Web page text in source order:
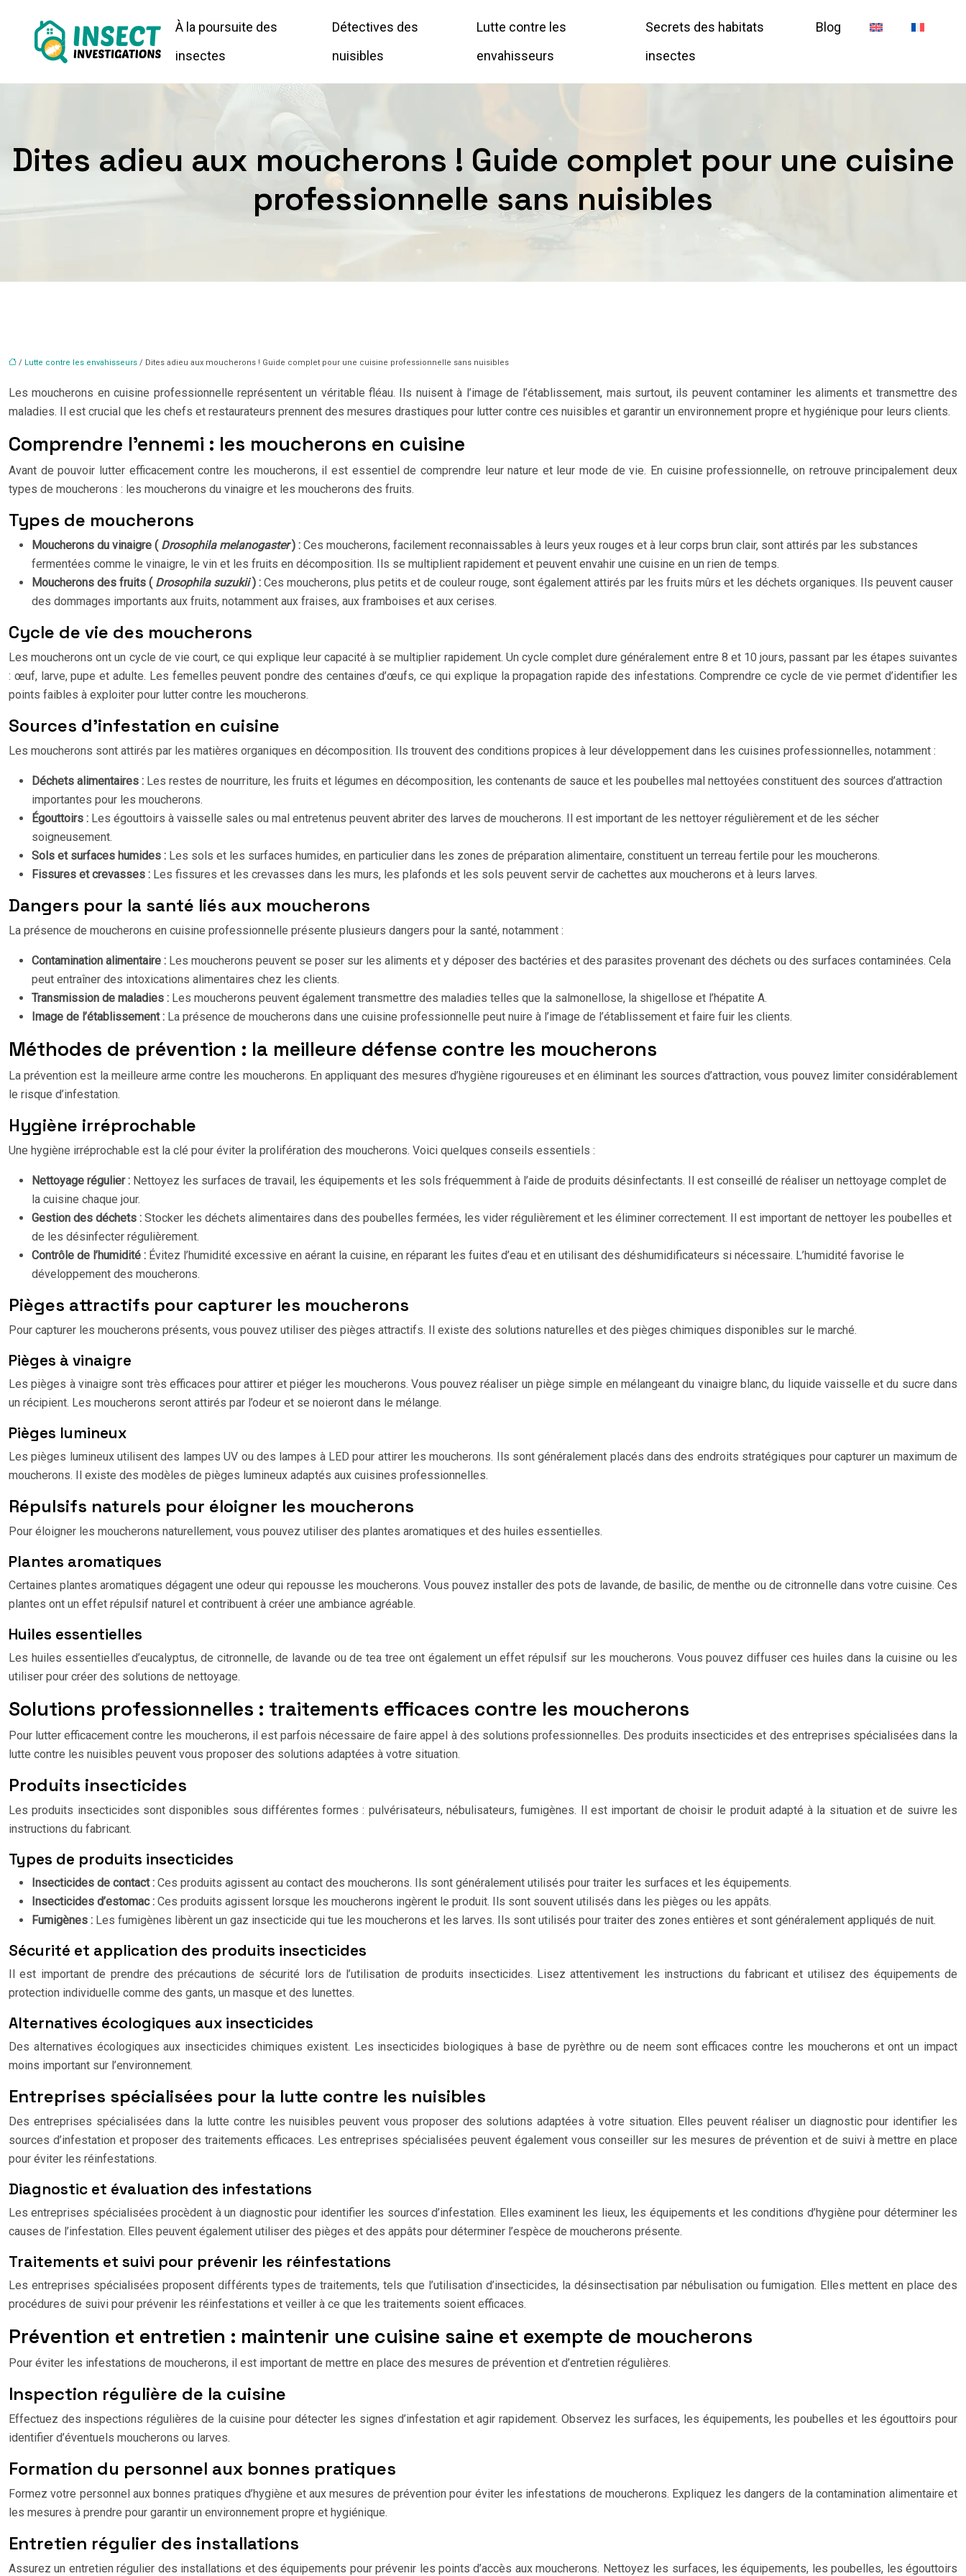
À la poursuite des
insectes
Détectives des
nuisibles
Lutte contre les
envahisseurs
Secrets des habitats
insectes
Blog
Dites adieu aux moucherons ! Guide complet pour une cuisine
professionnelle sans nuisibles
/ Lutte contre les envahisseurs / Dites adieu aux moucherons ! Guide complet pour une cuisine professionnelle sans nuisibles
Les moucherons en cuisine professionnelle représentent un véritable fléau. Ils nuisent à l’image de l’établissement, mais surtout, ils peuvent contaminer les aliments et transmettre des
maladies. Il est crucial que les chefs et restaurateurs prennent des mesures drastiques pour lutter contre ces nuisibles et garantir un environnement propre et hygiénique pour leurs clients.
Comprendre l’ennemi : les moucherons en cuisine
Avant de pouvoir lutter efficacement contre les moucherons, il est essentiel de comprendre leur nature et leur mode de vie. En cuisine professionnelle, on retrouve principalement deux
types de moucherons : les moucherons du vinaigre et les moucherons des fruits.
Types de moucherons
Moucherons du vinaigre ( Drosophila melanogaster) : Ces moucherons, facilement reconnaissables à leurs yeux rouges et à leur corps brun clair, sont attirés par les substances
fermentées comme le vinaigre, le vin et les fruits en décomposition. Ils se multiplient rapidement et peuvent envahir une cuisine en un rien de temps.
Moucherons des fruits ( Drosophila suzukii) : Ces moucherons, plus petits et de couleur rouge, sont également attirés par les fruits mûrs et les déchets organiques. Ils peuvent causer
des dommages importants aux fruits, notamment aux fraises, aux framboises et aux cerises.
Cycle de vie des moucherons
Les moucherons ont un cycle de vie court, ce qui explique leur capacité à se multiplier rapidement. Un cycle complet dure généralement entre 8 et 10 jours, passant par les étapes suivantes
: œuf, larve, pupe et adulte. Les femelles peuvent pondre des centaines d’œufs, ce qui explique la propagation rapide des infestations. Comprendre ce cycle de vie permet d’identifier les
points faibles à exploiter pour lutter contre les moucherons.
Sources d’infestation en cuisine
Les moucherons sont attirés par les matières organiques en décomposition. Ils trouvent des conditions propices à leur développement dans les cuisines professionnelles, notamment :
Déchets alimentaires : Les restes de nourriture, les fruits et légumes en décomposition, les contenants de sauce et les poubelles mal nettoyées constituent des sources d’attraction
importantes pour les moucherons.
Égouttoirs : Les égouttoirs à vaisselle sales ou mal entretenus peuvent abriter des larves de moucherons. Il est important de les nettoyer régulièrement et de les sécher
soigneusement.
Sols et surfaces humides : Les sols et les surfaces humides, en particulier dans les zones de préparation alimentaire, constituent un terreau fertile pour les moucherons.
Fissures et crevasses : Les fissures et les crevasses dans les murs, les plafonds et les sols peuvent servir de cachettes aux moucherons et à leurs larves.
Dangers pour la santé liés aux moucherons
La présence de moucherons en cuisine professionnelle présente plusieurs dangers pour la santé, notamment :
Contamination alimentaire : Les moucherons peuvent se poser sur les aliments et y déposer des bactéries et des parasites provenant des déchets ou des surfaces contaminées. Cela
peut entraîner des intoxications alimentaires chez les clients.
Transmission de maladies : Les moucherons peuvent également transmettre des maladies telles que la salmonellose, la shigellose et l’hépatite A.
Image de l’établissement : La présence de moucherons dans une cuisine professionnelle peut nuire à l’image de l’établissement et faire fuir les clients.
Méthodes de prévention : la meilleure défense contre les moucherons
La prévention est la meilleure arme contre les moucherons. En appliquant des mesures d’hygiène rigoureuses et en éliminant les sources d’attraction, vous pouvez limiter considérablement
le risque d’infestation.
Hygiène irréprochable
Une hygiène irréprochable est la clé pour éviter la prolifération des moucherons. Voici quelques conseils essentiels :
Nettoyage régulier : Nettoyez les surfaces de travail, les équipements et les sols fréquemment à l’aide de produits désinfectants. Il est conseillé de réaliser un nettoyage complet de
la cuisine chaque jour.
Gestion des déchets : Stocker les déchets alimentaires dans des poubelles fermées, les vider régulièrement et les éliminer correctement. Il est important de nettoyer les poubelles et
de les désinfecter régulièrement.
Contrôle de l’humidité : Évitez l’humidité excessive en aérant la cuisine, en réparant les fuites d’eau et en utilisant des déshumidificateurs si nécessaire. L’humidité favorise le
développement des moucherons.
Pièges attractifs pour capturer les moucherons
Pour capturer les moucherons présents, vous pouvez utiliser des pièges attractifs. Il existe des solutions naturelles et des pièges chimiques disponibles sur le marché.
Pièges à vinaigre
Les pièges à vinaigre sont très efficaces pour attirer et piéger les moucherons. Vous pouvez réaliser un piège simple en mélangeant du vinaigre blanc, du liquide vaisselle et du sucre dans
un récipient. Les moucherons seront attirés par l’odeur et se noieront dans le mélange.
Pièges lumineux
Les pièges lumineux utilisent des lampes UV ou des lampes à LED pour attirer les moucherons. Ils sont généralement placés dans des endroits stratégiques pour capturer un maximum de
moucherons. Il existe des modèles de pièges lumineux adaptés aux cuisines professionnelles.
Répulsifs naturels pour éloigner les moucherons
Pour éloigner les moucherons naturellement, vous pouvez utiliser des plantes aromatiques et des huiles essentielles.
Plantes aromatiques
Certaines plantes aromatiques dégagent une odeur qui repousse les moucherons. Vous pouvez installer des pots de lavande, de basilic, de menthe ou de citronnelle dans votre cuisine. Ces
plantes ont un effet répulsif naturel et contribuent à créer une ambiance agréable.
Huiles essentielles
Les huiles essentielles d’eucalyptus, de citronnelle, de lavande ou de tea tree ont également un effet répulsif sur les moucherons. Vous pouvez diffuser ces huiles dans la cuisine ou les
utiliser pour créer des solutions de nettoyage.
Solutions professionnelles : traitements efficaces contre les moucherons
Pour lutter efficacement contre les moucherons, il est parfois nécessaire de faire appel à des solutions professionnelles. Des produits insecticides et des entreprises spécialisées dans la
lutte contre les nuisibles peuvent vous proposer des solutions adaptées à votre situation.
Produits insecticides
Les produits insecticides sont disponibles sous différentes formes : pulvérisateurs, nébulisateurs, fumigènes. Il est important de choisir le produit adapté à la situation et de suivre les
instructions du fabricant.
Types de produits insecticides
Insecticides de contact : Ces produits agissent au contact des moucherons. Ils sont généralement utilisés pour traiter les surfaces et les équipements.
Insecticides d’estomac : Ces produits agissent lorsque les moucherons ingèrent le produit. Ils sont souvent utilisés dans les pièges ou les appâts.
Fumigènes : Les fumigènes libèrent un gaz insecticide qui tue les moucherons et les larves. Ils sont utilisés pour traiter des zones entières et sont généralement appliqués de nuit.
Sécurité et application des produits insecticides
Il est important de prendre des précautions de sécurité lors de l’utilisation de produits insecticides. Lisez attentivement les instructions du fabricant et utilisez des équipements de
protection individuelle comme des gants, un masque et des lunettes.
Alternatives écologiques aux insecticides
Des alternatives écologiques aux insecticides chimiques existent. Les insecticides biologiques à base de pyrèthre ou de neem sont efficaces contre les moucherons et ont un impact
moins important sur l’environnement.
Entreprises spécialisées pour la lutte contre les nuisibles
Des entreprises spécialisées dans la lutte contre les nuisibles peuvent vous proposer des solutions adaptées à votre situation. Elles peuvent réaliser un diagnostic pour identifier les
sources d’infestation et proposer des traitements efficaces. Les entreprises spécialisées peuvent également vous conseiller sur les mesures de prévention et de suivi à mettre en place
pour éviter les réinfestations.
Diagnostic et évaluation des infestations
Les entreprises spécialisées procèdent à un diagnostic pour identifier les sources d’infestation. Elles examinent les lieux, les équipements et les conditions d’hygiène pour déterminer les
causes de l’infestation. Elles peuvent également utiliser des pièges et des appâts pour déterminer l’espèce de moucherons présente.
Traitements et suivi pour prévenir les réinfestations
Les entreprises spécialisées proposent différents types de traitements, tels que l’utilisation d’insecticides, la désinsectisation par nébulisation ou fumigation. Elles mettent en place des
procédures de suivi pour prévenir les réinfestations et veiller à ce que les traitements soient efficaces.
Prévention et entretien : maintenir une cuisine saine et exempte de moucherons
Pour éviter les infestations de moucherons, il est important de mettre en place des mesures de prévention et d’entretien régulières.
Inspection régulière de la cuisine
Effectuez des inspections régulières de la cuisine pour détecter les signes d’infestation et agir rapidement. Observez les surfaces, les équipements, les poubelles et les égouttoirs pour
identifier d’éventuels moucherons ou larves.
Formation du personnel aux bonnes pratiques
Formez votre personnel aux bonnes pratiques d’hygiène et aux mesures de prévention pour éviter les infestations de moucherons. Expliquez les dangers de la contamination alimentaire et
les mesures à prendre pour garantir un environnement propre et hygiénique.
Entretien régulier des installations
Assurez un entretien régulier des installations et des équipements pour prévenir les points d’accès aux moucherons. Nettoyez les surfaces, les équipements, les poubelles, les égouttoirs